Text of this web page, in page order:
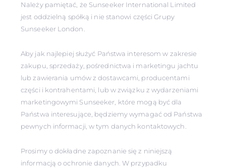
Należy pamiętać, że Sunseeker International Limited
jest oddzielną spółką i nie stanowi części Grupy
Sunseeker London.
Aby jak najlepiej służyć Państwa interesom w zakresie
zakupu, sprzedaży, pośrednictwa i marketingu jachtu
lub zawierania umów z dostawcami, producentami
części i kontrahentami, lub w związku z wydarzeniami
marketingowymi Sunseeker, które mogą być dla
Państwa interesujące, będziemy wymagać od Państwa
pewnych informacji, w tym danych kontaktowych.
Prosimy o dokładne zapoznanie się z niniejszą
informacją o ochronie danych. W przypadku